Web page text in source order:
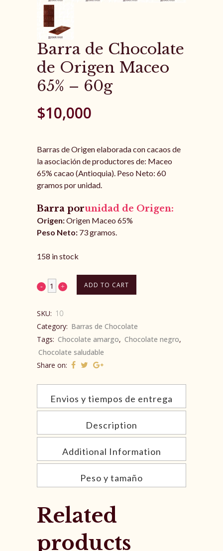
Barra de Chocolate
de Origen Maceo
65% – 60g
$10,000
Barras de Origen elaborada con cacaos de
la asociación de productores de: Maceo
65% cacao (Antioquia). Peso Neto: 60
gramos por unidad.
Barra porunidad de Origen:
Origen:Origen Maceo 65%
Peso Neto: 73 gramos.
158 in stock
ADD TO CART
SKU: 10
Category: Barras de Chocolate
Tags: Chocolate amargo, Chocolate negro,
Chocolate saludable
Share on:
Envios y tiempos de entrega
Description
Additional Information
Peso y tamaño
Related
products